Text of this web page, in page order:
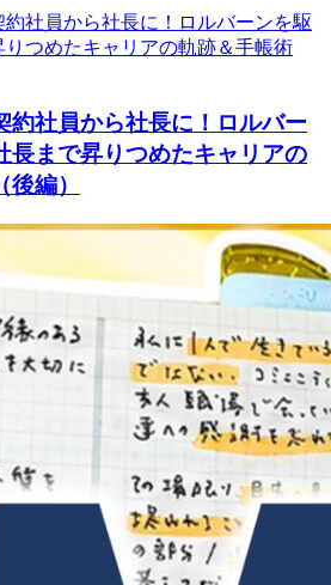
約社員から社長に！ロルバー
長まで昇りつめたキャリアの
編）